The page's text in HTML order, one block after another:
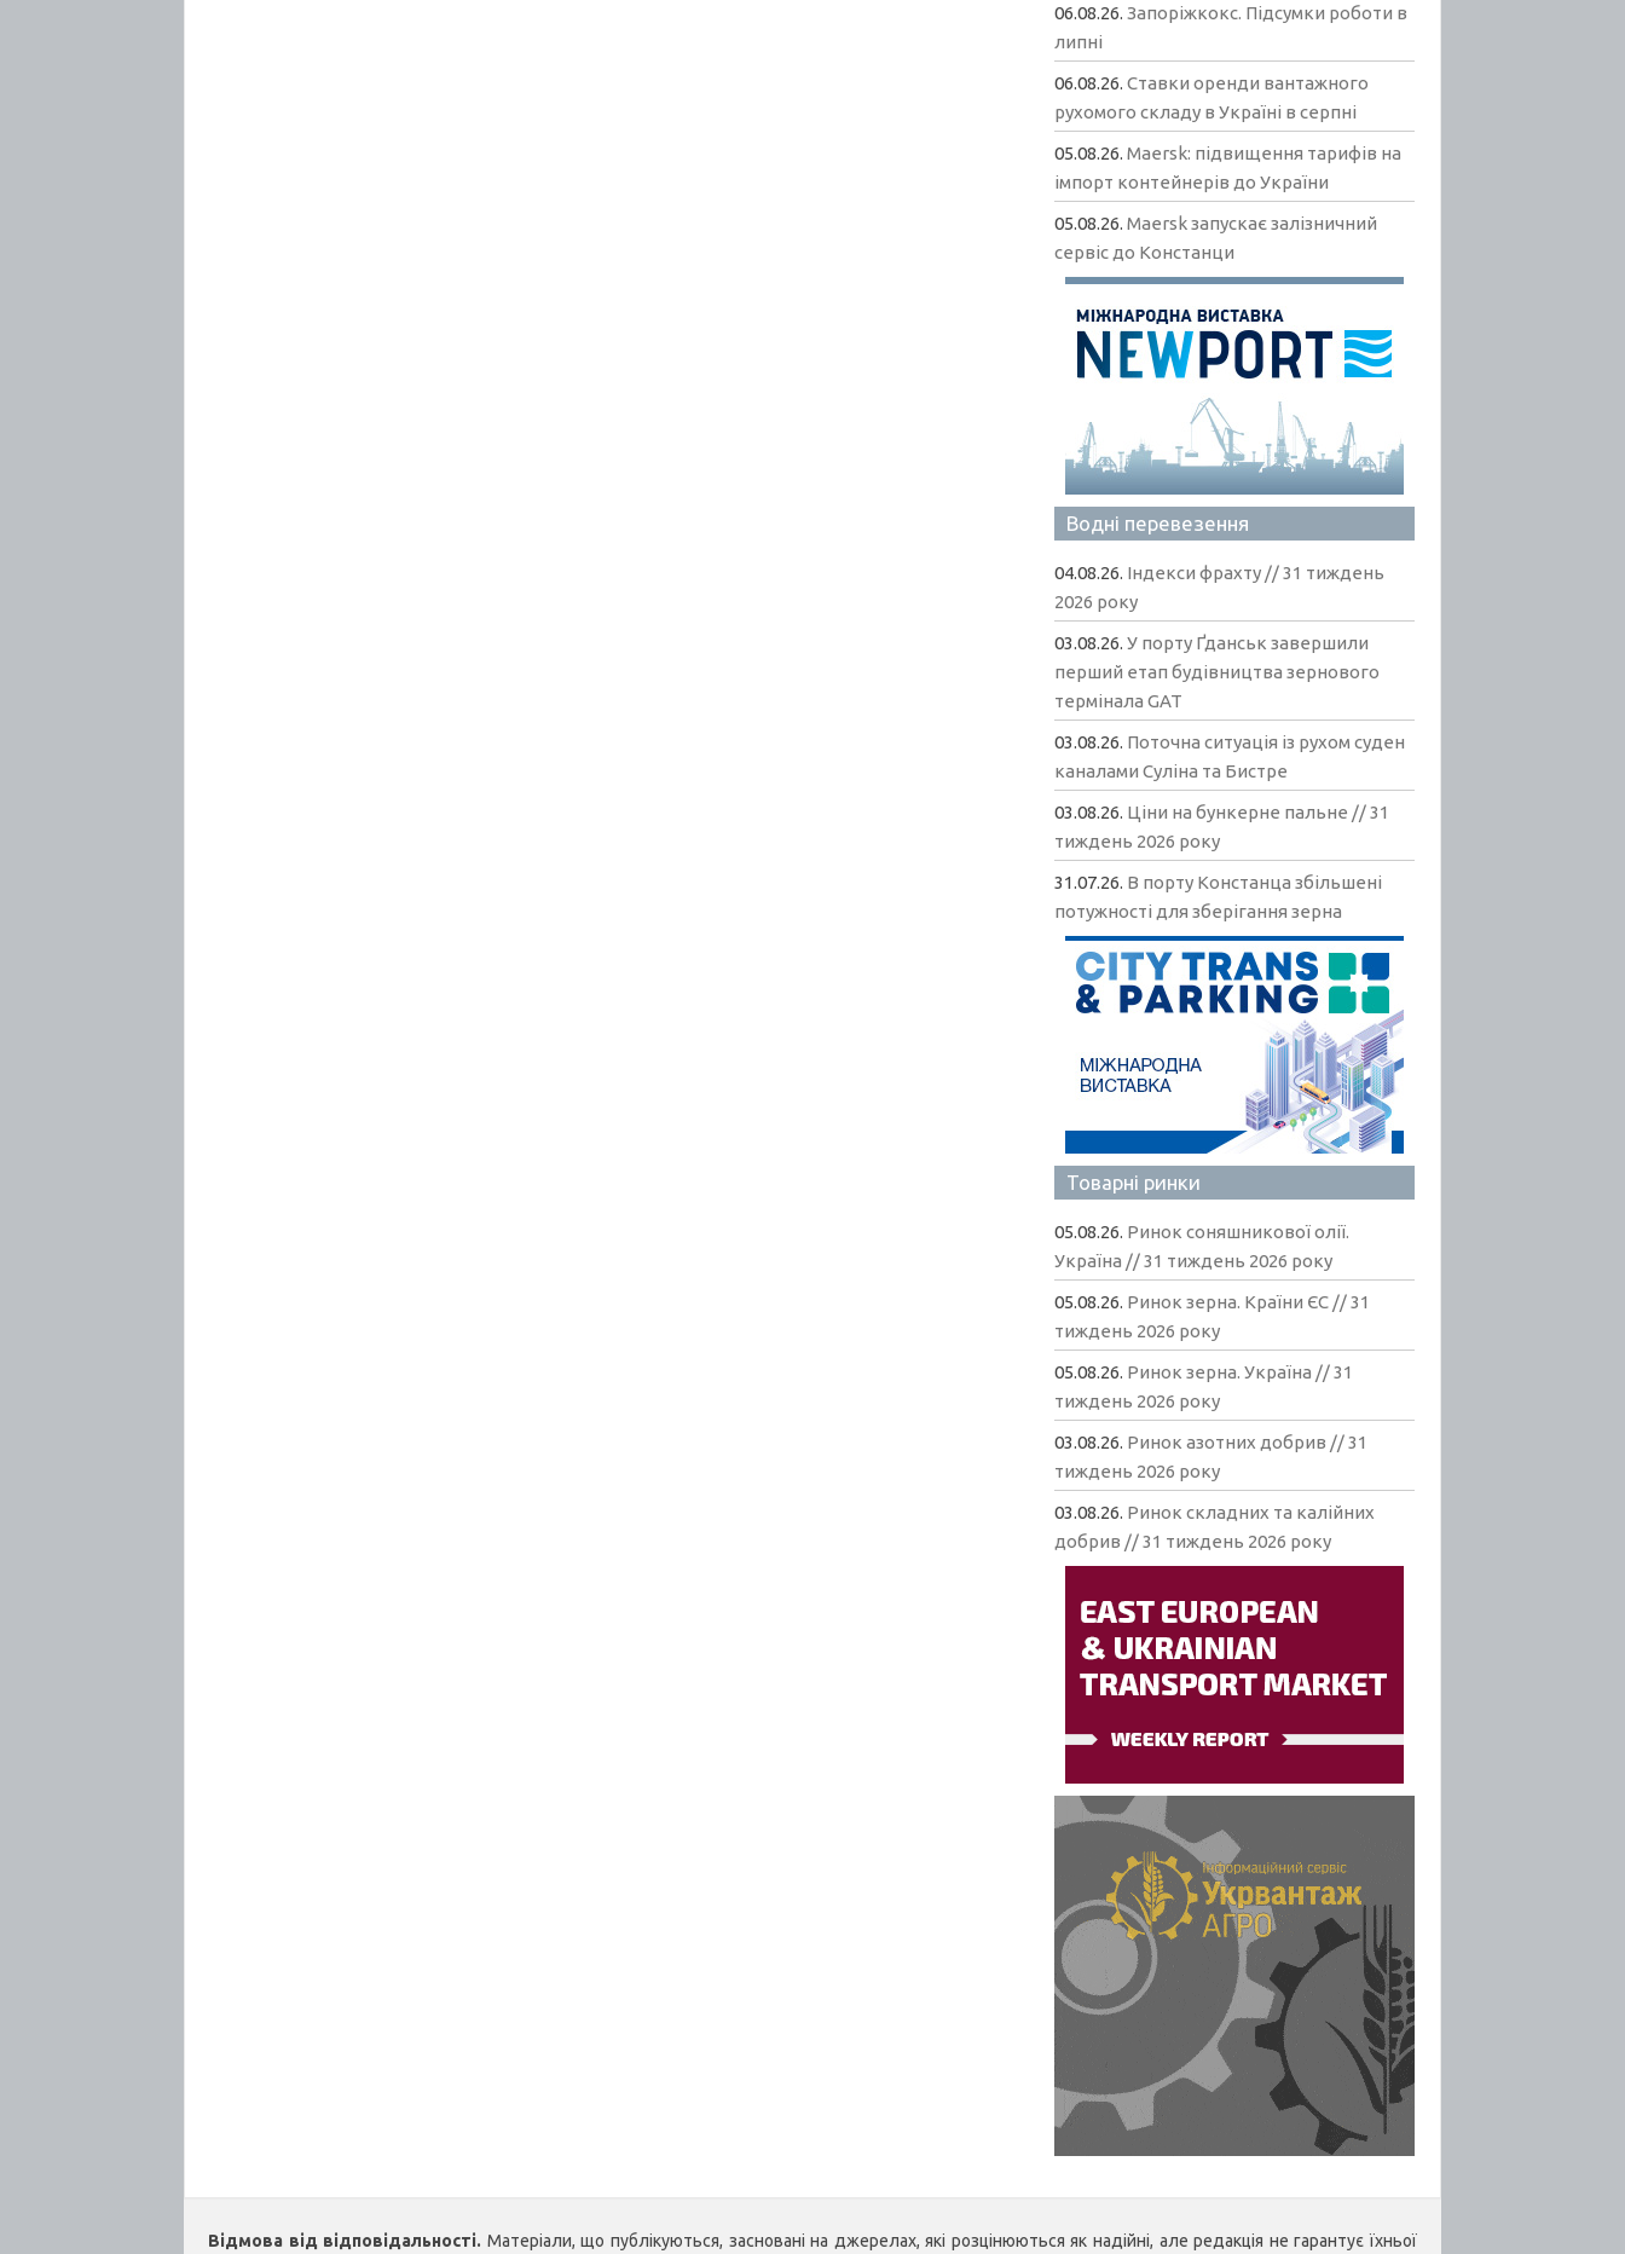
06.08.26.Запоріжкокс. Підсумки роботи в
липні
06.08.26.Ставки оренди вантажного
рухомого складу в Україні в серпні
05.08.26.Maersk: підвищення тарифів на
імпорт контейнерів до України
05.08.26.Maersk запускає залізничний
сервіс до Констанци
Водні перевезення
04.08.26. Індекси фрахту // 31 тиждень
2026 року
03.08.26.У порту Ґданськ завершили
перший етап будівництва зернового
термінала GAT
03.08.26. Поточна ситуація із рухом суден
каналами Суліна та Бистре
03.08.26. Ціни на бункерне пальне // 31
тиждень 2026 року
31.07.26. В порту Констанца збільшені
потужності для зберігання зерна
Товарні ринки
05.08.26. Ринок соняшникової олії.
Україна // 31 тиждень 2026 року
05.08.26. Ринок зерна. Країни ЄС // 31
тиждень 2026 року
05.08.26. Ринок зерна. Україна // 31
тиждень 2026 року
03.08.26. Ринок азотних добрив // 31
тиждень 2026 року
03.08.26. Ринок складних та калійних
добрив // 31 тиждень 2026 року
Відмова від відповідальності. Матеріали, що публікуються, засновані на джерелах, які розцінюються як надійні, але редакція не гарантує їхньої